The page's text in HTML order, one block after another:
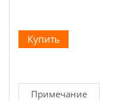
Примечание